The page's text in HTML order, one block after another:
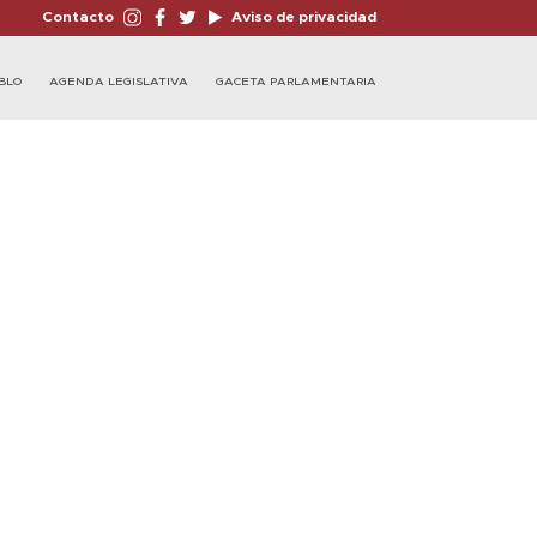
Contacto Aviso de privacidad
AGENDA LEGISLATIVA GACETA PARLAMENTARIA